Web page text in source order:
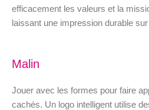
efficacement les valeurs et la
laissant une impression durable
Malin
Jouer avec les formes pour faire
cachés. Un logo intelligent utilise